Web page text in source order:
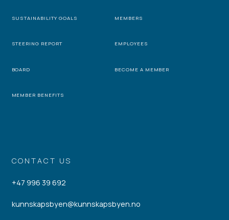
CONTACT US
+47 996 39 692
kunnskapsbyen@kunnskapsbyen.no
SUSTAINABILITY GOALS MEMBERS
STEERING REPORT EMPLOYEES
BOARD BECOME A MEMBER
MEMBER BENEFITS